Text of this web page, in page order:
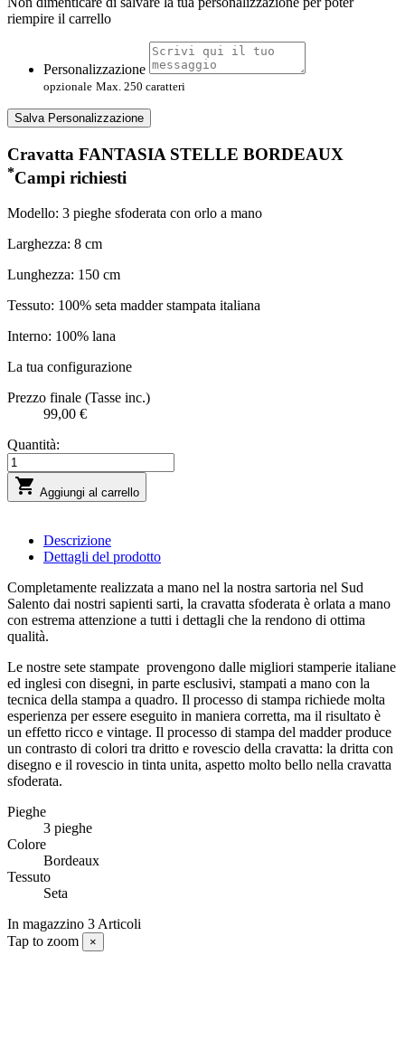
riempire il carrello
Personalizzazione
opzionale Max. 250 caratteri
Salva Personalizzazione
Cravatta FANTASIA STELLE BORDEAUX
*Campi richiesti
Modello: 3 pieghe sfoderata con orlo a mano
Larghezza: 8 cm
Lunghezza: 150 cm
Tessuto: 100% seta madder stampata italiana
Interno: 100% lana
La tua configurazione
Prezzo finale (Tasse inc.)
99,00 €
Quantità:
 Aggiungi al carrello
Descrizione
Dettagli del prodotto
Completamente realizzata a mano nel la nostra sartoria nel Sud
Salento dai nostri sapienti sarti, la cravatta sfoderata è orlata a mano
con estrema attenzione a tutti i dettagli che la rendono di ottima
qualità.
Le nostre sete stampate provengono dalle migliori stamperie italiane
ed inglesi con disegni, in parte esclusivi, stampati a mano con la
tecnica della stampa a quadro. Il processo di stampa richiede molta
esperienza per essere eseguito in maniera corretta, ma il risultato è
un effetto ricco e vintage. Il processo di stampa del madder produce
un contrasto di colori tra dritto e rovescio della cravatta: la dritta con
disegno e il rovescio in tinta unita, aspetto molto bello nella cravatta
sfoderata.
Pieghe
3 pieghe
Colore
Bordeaux
Tessuto
Seta
In magazzino 3 Articoli
Tap to zoom
×